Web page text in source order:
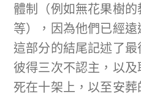
體制（例如無花果樹
等），因為他們已經
這部分的結尾記述了最
彼得三次不認主，以
死在十架上，以至安葬